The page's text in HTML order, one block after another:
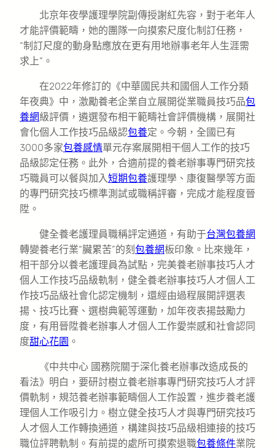
北京年夜學護理學院副傳授謝紅先容，對于老年人
才能評價範疇，她的團隊一向摸索尺度化制訂任務，
“制訂尺度的動身點應放在更有用地辦事老年人生涯需
求上”。
在2022年修訂的《中華國民共和國個人工作分類
年夜典》中，激勵養老企業自立展開從業職員技巧品包
養網級評價，遴選發布相干範疇社會評價機構，展開社
會化個人工作技巧品級認包養定。今朝，全國已有
3000多家包養感情單元存案展開相干個人工作的技巧
品級認定任務。此外，合適前提的養老辦事專門研究技
巧職員可以餐與加入短期包養護理學、康復醫學等方面
的專門研究技巧標準測試或職稱評審，完成才能程度晉
陞。
健全養老護理員職稱評定通道，有助于台灣包養網
轉變養老行業“臟累苦”的刻 包養網板印象。比來幾年，
相干部分以養老護理員為試點，完美養老辦事技巧人才
個人工作技巧品級軌制，健全養老辦事技巧人才個人工
作技巧品級社會化認定機制，還經由過程展開評選表
揚、技巧比賽、選樹典範等運動，加年夜表揚鼓勵力
度，有用晉陞養老辦事人才個人工作愛崇感和社會認同
度甜心花園 。
《中共中心 國務院關于深化養老辦事改造成長的
看法》明白，要研討樹立養老辦事專門研究技巧人才評
價軌制，規范養老辦事範疇個人工作設置，進步養老護
理個人工作吸引力。樹立健全技巧人才與專門研究技巧
人才個人工作轉換通道，構建與技巧品級相連接的技巧
職位評聘軌制。有前提的處所可摸索退職包養條件業院